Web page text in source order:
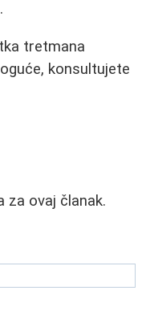
tretmana
konsultujete
za ovaj članak.